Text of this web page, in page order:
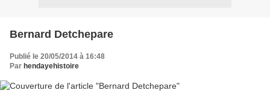
Bernard Detchepare
Publié le 20/05/2014 à 16:48
Par hendayehistoire